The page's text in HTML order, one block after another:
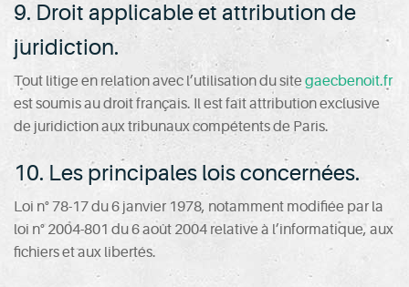
9. Droit applicable et attribution de
juridiction.
Tout litige en relation avec l’utilisation du site gaecbenoit.fr
est soumis au droit français. Il est fait attribution exclusive
de juridiction aux tribunaux compétents de Paris.
10. Les principales lois concernées.
Loi n° 78-17 du 6 janvier 1978, notamment modifiée par la
loi n° 2004-801 du 6 août 2004 relative à l’informatique, aux
fichiers et aux libertés.